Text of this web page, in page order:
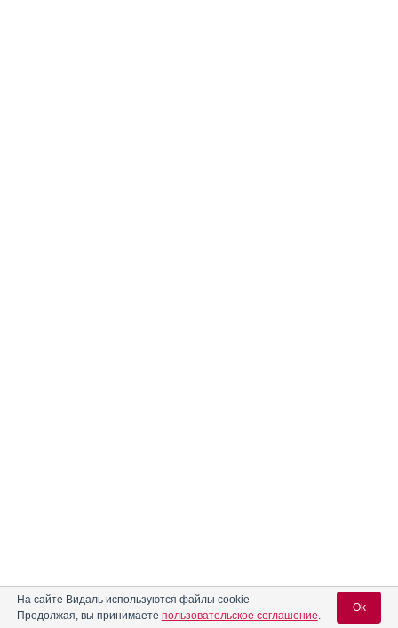
На сайте Видаль используются файлы cookie
Продолжая, вы принимаете пользовательское соглашение.
Ok